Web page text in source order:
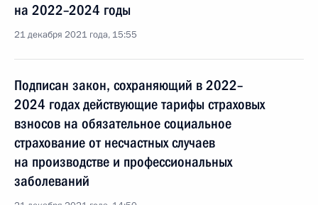
на 2022–2024 годы
21 декабря 2021 года, 15:55
Подписан закон, сохраняющий в 2022–
2024 годах действующие тарифы страховых
взносов на обязательное социальное
страхование от несчастных случаев
на производстве и профессиональных
заболеваний